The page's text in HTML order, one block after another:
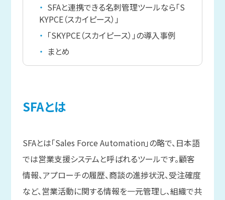
SFAと連携できる名刺管理ツールなら「S
KYPCE（スカイピース）」
「SKYPCE（スカイピース）」の導入事例
まとめ
SFAとは
SFAとは「Sales Force Automation」の略で、日本語
では営業支援システムと呼ばれるツールです。顧客
情報、アプローチの履歴、商談の進捗状況、受注確度
など、営業活動に関する情報を一元管理し、組織で共